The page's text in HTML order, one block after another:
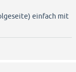
einfach mit